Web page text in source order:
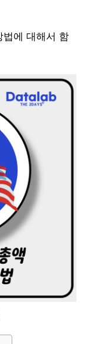
법에 대해서 함